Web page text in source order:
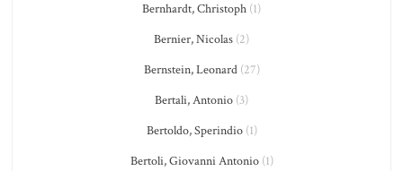
Bernhardt, Christoph (1)
Bernier, Nicolas (2)
Bernstein, Leonard(27)
Bertali, Antonio (3)
Bertoldo, Sperindio(1)
Bertoli, Giovanni Antonio(1)